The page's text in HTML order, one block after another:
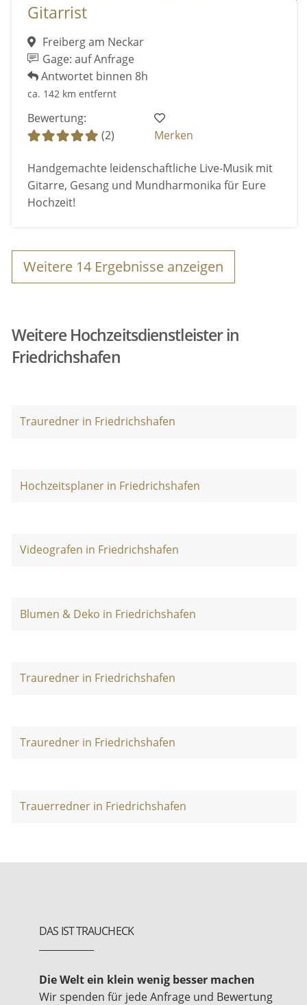
Gitarrist
Freiberg am Neckar
Gage: auf Anfrage
Antwortet binnen 8h
ca. 142 km entfernt
Bewertung:
(2)
Merken
Handgemachte leidenschaftliche Live-Musik mit
Gitarre, Gesang und Mundharmonika für Eure
Hochzeit!
Weitere 14 Ergebnisse anzeigen
Weitere Hochzeitsdienstleister in
Friedrichshafen
Trauredner in Friedrichshafen
Hochzeitsplaner in Friedrichshafen
Videografen in Friedrichshafen
Blumen & Deko in Friedrichshafen
Trauredner in Friedrichshafen
Trauredner in Friedrichshafen
Trauerredner in Friedrichshafen
DAS IST TRAUCHECK
Die Welt ein klein wenig besser machen
Wir spenden für jede Anfrage und Bewertung